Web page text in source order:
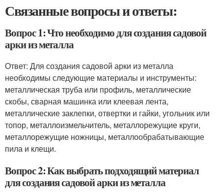
Связанные вопросы и ответы:
Вопрос 1: Что необходимо для создания садовой
арки из металла
Ответ: Для создания садовой арки из металла
необходимы следующие материалы и инструменты:
металлическая труба или профиль, металлические
скобы, сварная машинка или клеевая лента,
металлические заклепки, отвертки и гайки, угольник или
топор, металлоизмельчитель, металлорежущие круги,
металлорежущие ножницы, металлообрабатывающие
пила и клещи.
Вопрос 2: Как выбрать подходящий материал
для создания садовой арки из металла